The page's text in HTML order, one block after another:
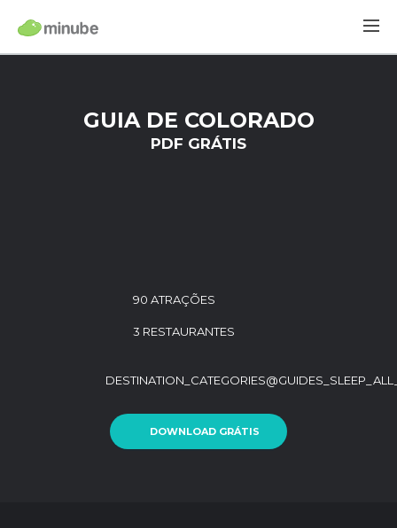
GUIA DE COLORADO
PDF GRÁTIS
90 ATRAÇÕES
3 RESTAURANTES
DOWNLOAD GRÁTIS